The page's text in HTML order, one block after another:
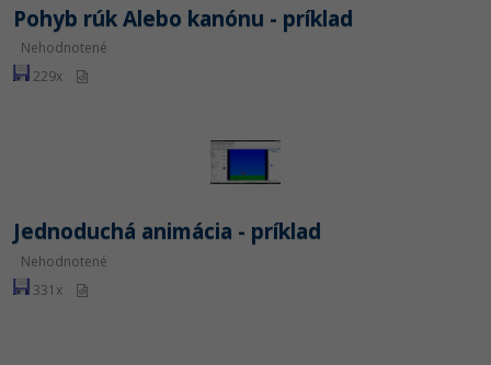
Pohyb rúk Alebo kanónu - príklad
Nehodnotené
229x
Jednoduchá animácia - príklad
Nehodnotené
331x